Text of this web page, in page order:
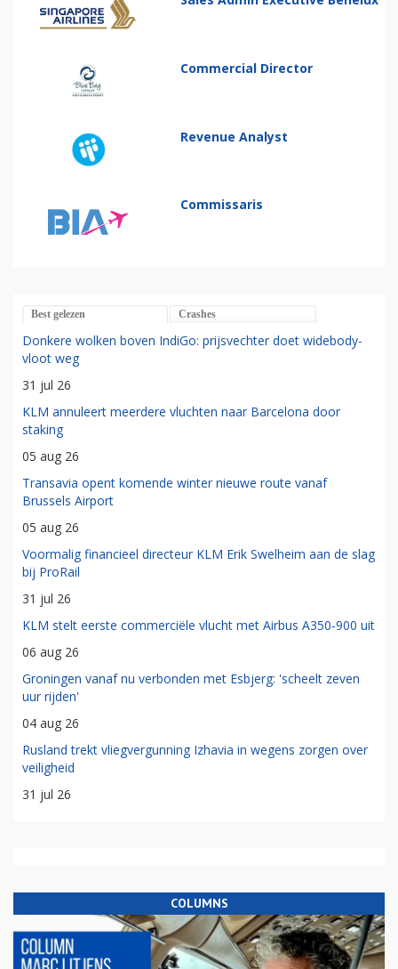
Commercial Director
Revenue Analyst
Commissaris
Best gelezen Crashes
Donkere wolken boven IndiGo: prijsvechter doet widebody-
vloot weg
31 jul 26
KLM annuleert meerdere vluchten naar Barcelona door
staking
05 aug 26
Transavia opent komende winter nieuwe route vanaf
Brussels Airport
05 aug 26
Voormalig financieel directeur KLM Erik Swelheim aan de slag
bij ProRail
31 jul 26
KLM stelt eerste commerciële vlucht met Airbus A350-900 uit
06 aug 26
Groningen vanaf nu verbonden met Esbjerg: 'scheelt zeven
uur rijden'
04 aug 26
Rusland trekt vliegvergunning Izhavia in wegens zorgen over
veiligheid
31 jul 26
COLUMNS